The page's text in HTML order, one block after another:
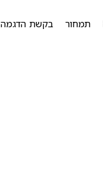
תמחור בקשת הדגמה